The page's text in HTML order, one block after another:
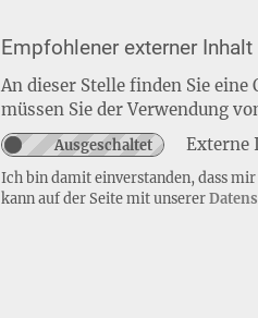
Empfohlener externer Inhalt
An dieser Stelle finden Sie
müssen Sie der Verwendung
Externe
Ich bin damit einverstanden, dass
kann auf der Seite mit unserer